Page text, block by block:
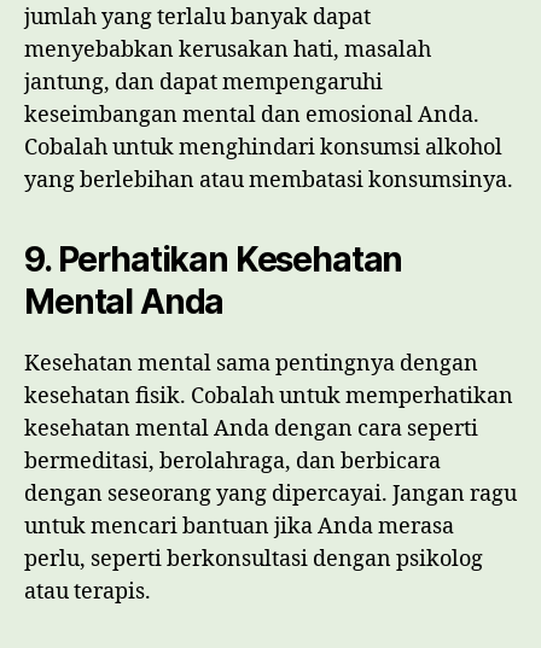
jumlah yang terlalu banyak dapat
menyebabkan kerusakan hati, masalah
jantung, dan dapat mempengaruhi
keseimbangan mental dan emosional Anda.
Cobalah untuk menghindari konsumsi alkohol
yang berlebihan atau membatasi konsumsinya.
9. Perhatikan Kesehatan
Mental Anda
Kesehatan mental sama pentingnya dengan
kesehatan fisik. Cobalah untuk memperhatikan
kesehatan mental Anda dengan cara seperti
bermeditasi, berolahraga, dan berbicara
dengan seseorang yang dipercayai. Jangan ragu
untuk mencari bantuan jika Anda merasa
perlu, seperti berkonsultasi dengan psikolog
atau terapis.